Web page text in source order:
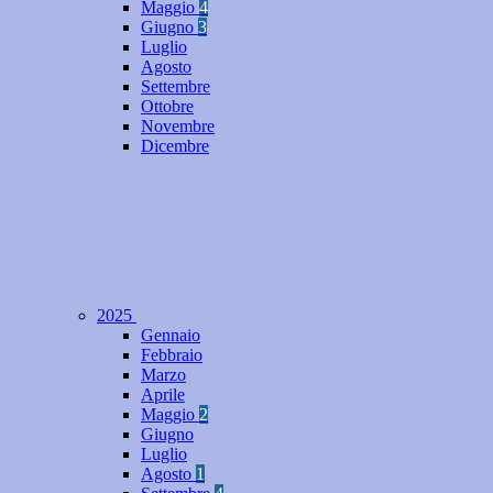
Maggio 4
Giugno 3
Luglio
Agosto
Settembre
Ottobre
Novembre
Dicembre
2025
Gennaio
Febbraio
Marzo
Aprile
Maggio 2
Giugno
Luglio
Agosto 1